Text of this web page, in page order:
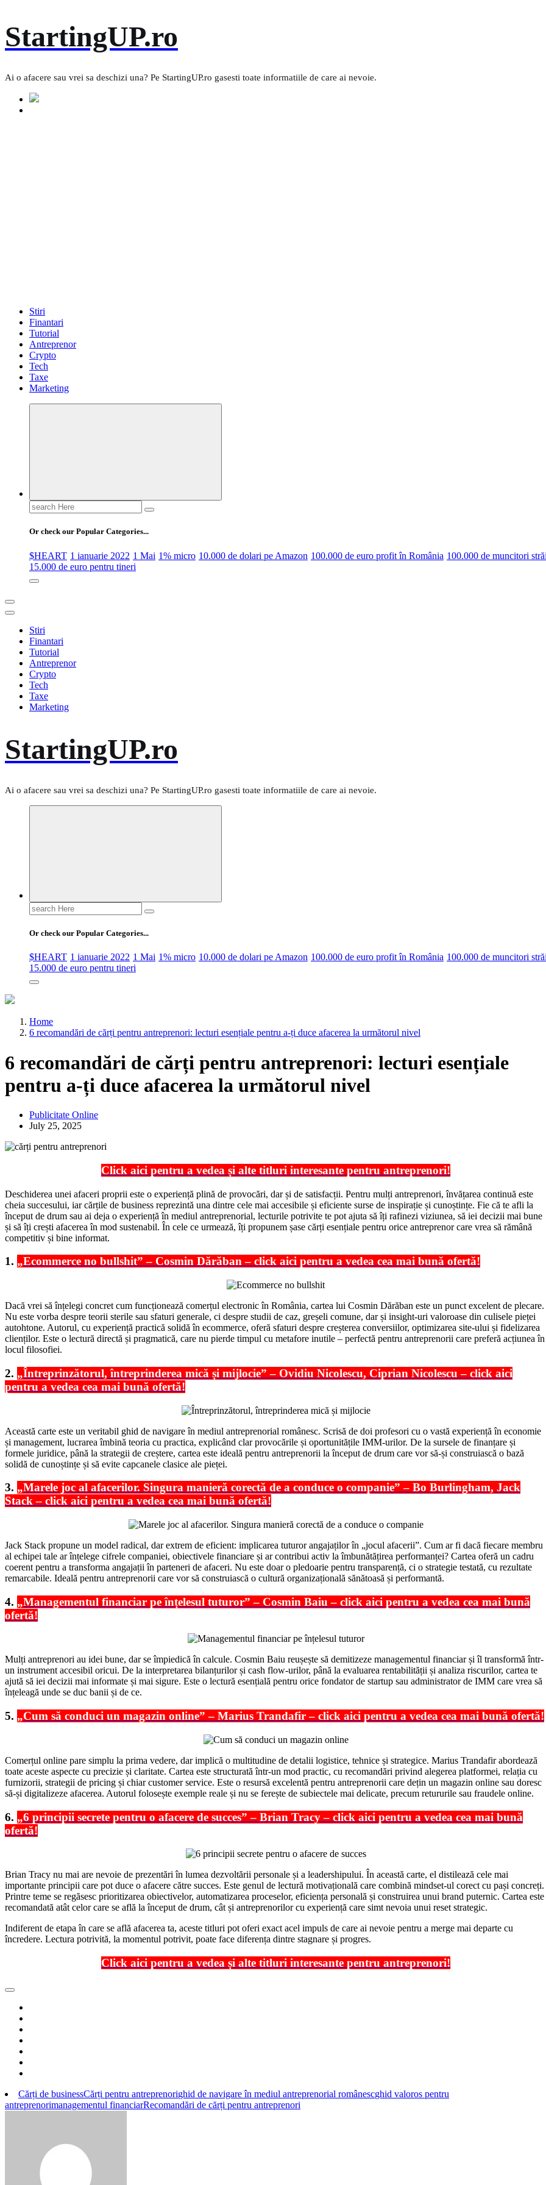
to
content
StartingUP.ro
Ai o afacere sau vrei sa deschizi una? Pe StartingUP.ro gasesti toate informatiile de care ai nevoie.
Stiri
Finantari
Tutorial
Antreprenor
Crypto
Tech
Taxe
Marketing
Search
for:
Or check our Popular Categories...
$HEART 1 ianuarie 2022 1 Mai 1% micro 10.000 de dolari pe Amazon 100.000 de euro profit în România 100.000 de muncitori
15.000 de euro pentru tineri
Stiri
Finantari
Tutorial
Antreprenor
Crypto
Tech
Taxe
Marketing
StartingUP.ro
Ai o afacere sau vrei sa deschizi una? Pe StartingUP.ro gasesti toate informatiile de care ai nevoie.
Search
for:
Or check our Popular Categories...
$HEART 1 ianuarie 2022 1 Mai 1% micro 10.000 de dolari pe Amazon 100.000 de euro profit în România 100.000 de muncitori
15.000 de euro pentru tineri
Home
6 recomandări de cărți pentru antreprenori: lecturi esențiale pentru a-ți duce afacerea la următorul nivel
6 recomandări de cărți pentru antreprenori: lecturi esențiale
pentru a-ți duce afacerea la următorul nivel
Publicitate Online
July 25, 2025
Click aici pentru a vedea și alte titluri interesante pentru antreprenori!
Deschiderea unei afaceri proprii este o experiență plină de provocări, dar și de satisfacții. Pentru mulți antreprenori, învățarea continuă este
cheia succesului, iar cărțile de business reprezintă una dintre cele mai accesibile și eficiente surse de inspirație și cunoștințe. Fie că te afli la
început de drum sau ai deja o experiență în mediul antreprenorial, lecturile potrivite te pot ajuta să îți rafinezi viziunea, să iei decizii mai bune
și să îți crești afacerea în mod sustenabil. În cele ce urmează, îți propunem șase cărți esențiale pentru orice antreprenor care vrea să rămână
competitiv și bine informat.
1. „Ecommerce no bullshit” – Cosmin Dărăban – click aici pentru a vedea cea mai bună ofertă!
Dacă vrei să înțelegi concret cum funcționează comerțul electronic în România, cartea lui Cosmin Dărăban este un punct excelent de plecare.
Nu este vorba despre teorii sterile sau sfaturi generale, ci despre studii de caz, greșeli comune, dar și insight-uri valoroase din culisele pieței
autohtone. Autorul, cu experiență practică solidă în ecommerce, oferă sfaturi despre creșterea conversiilor, optimizarea site-ului și fidelizarea
clienților. Este o lectură directă și pragmatică, care nu pierde timpul cu metafore inutile – perfectă pentru antreprenorii care preferă acțiunea în
locul filosofiei.
2. „Întreprinzătorul, întreprinderea mică și mijlocie” – Ovidiu Nicolescu, Ciprian Nicolescu – click aici
pentru a vedea cea mai bună ofertă!
Această carte este un veritabil ghid de navigare în mediul antreprenorial românesc. Scrisă de doi profesori cu o vastă experiență în economie
și management, lucrarea îmbină teoria cu practica, explicând clar provocările și oportunitățile IMM-urilor. De la sursele de finanțare și
formele juridice, până la strategii de creștere, cartea este ideală pentru antreprenorii la început de drum care vor să-și construiască o bază
solidă de cunoștințe și să evite capcanele clasice ale pieței.
3. „Marele joc al afacerilor. Singura manieră corectă de a conduce o companie” – Bo Burlingham, Jack
Stack – click aici pentru a vedea cea mai bună ofertă!
Jack Stack propune un model radical, dar extrem de eficient: implicarea tuturor angajaților în „jocul afacerii”. Cum ar fi dacă fiecare membru
al echipei tale ar înțelege cifrele companiei, obiectivele financiare și ar contribui activ la îmbunătățirea performanței? Cartea oferă un cadru
coerent pentru a transforma angajații în parteneri de afaceri. Nu este doar o pledoarie pentru transparență, ci o strategie testată, cu rezultate
remarcabile. Ideală pentru antreprenorii care vor să construiască o cultură organizațională sănătoasă și performantă.
4. „Managementul financiar pe înțelesul tuturor” – Cosmin Baiu – click aici pentru a vedea cea mai bună
ofertă!
Mulți antreprenori au idei bune, dar se împiedică în calcule. Cosmin Baiu reușește să demitizeze managementul financiar și îl transformă într-
un instrument accesibil oricui. De la interpretarea bilanțurilor și cash flow-urilor, până la evaluarea rentabilității și analiza riscurilor, cartea te
ajută să iei decizii mai informate și mai sigure. Este o lectură esențială pentru orice fondator de startup sau administrator de IMM care vrea să
înțeleagă unde se duc banii și de ce.
5. „Cum să conduci un magazin online” – Marius Trandafir – click aici pentru a vedea cea mai bună ofertă!
Comerțul online pare simplu la prima vedere, dar implică o multitudine de detalii logistice, tehnice și strategice. Marius Trandafir abordează
toate aceste aspecte cu precizie și claritate. Cartea este structurată într-un mod practic, cu recomandări privind alegerea platformei, relația cu
furnizorii, strategii de pricing și chiar customer service. Este o resursă excelentă pentru antreprenorii care dețin un magazin online sau doresc
să-și digitalizeze afacerea. Autorul folosește exemple reale și nu se ferește de subiectele mai delicate, precum retururile sau fraudele online.
6. „6 principii secrete pentru o afacere de succes” – Brian Tracy – click aici pentru a vedea cea mai bună
ofertă!
Brian Tracy nu mai are nevoie de prezentări în lumea dezvoltării personale și a leadershipului. În această carte, el distilează cele mai
importante principii care pot duce o afacere către succes. Este genul de lectură motivațională care combină mindset-ul corect cu pași concreți.
Printre teme se regăsesc prioritizarea obiectivelor, automatizarea proceselor, eficiența personală și construirea unui brand puternic. Cartea este
recomandată atât celor care se află la început de drum, cât și antreprenorilor cu experiență care simt nevoia unui reset strategic.
Indiferent de etapa în care se află afacerea ta, aceste titluri pot oferi exact acel impuls de care ai nevoie pentru a merge mai departe cu
încredere. Lectura potrivită, la momentul potrivit, poate face diferența dintre stagnare și progres.
Click aici pentru a vedea și alte titluri interesante pentru antreprenori!
Cărți de businessCărți pentru antreprenorighid de navigare în mediul antreprenorial românescghid valoros pentru
antreprenorimanagementul financiarRecomandări de cărți pentru antreprenori